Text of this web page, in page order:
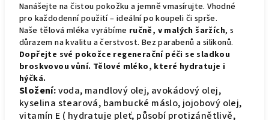
Nanášejte na čistou pokožku a jemně vmasírujte. Vhodné
pro každodenní použití – ideální po koupeli či sprše.
Naše tělová mléka vyrábíme ručně, v malých šaržích, s
důrazem na kvalitu a čerstvost. Bez parabenů a silikonů.
Dopřejte své pokožce regenerační péči se sladkou
broskvovou vůní. Tělové mléko, které hydratuje i
hýčká.
Složení:voda, mandlový olej, avokádový olej,
kyselina stearová, bambucké máslo, jojobový olej,
vitamín E ( hydratuje pleť, působí protizánětlivě,